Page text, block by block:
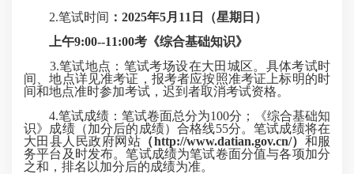
2.笔试时间 ：2025年5月11日（星期日）
上午9:00--11:00考《综合基础知识》
3.笔试地点：笔试考场设在大田城区。具体考试时
间、地点详见准考证，报考者应按照准考证上标明的时
间和地点准时参加考试，迟到者取消考试资格。
4.笔试成绩：笔试卷面总分为100分；《综合基础知
识》成绩（加分后的成绩）合格线55分。笔试成绩将在
大田县人民政府网站 （http://www.datian.gov.cn/） 和服
务平台及时发布。笔试成绩为笔试卷面分值与各项加分
之和，排名以加分后的成绩为准。